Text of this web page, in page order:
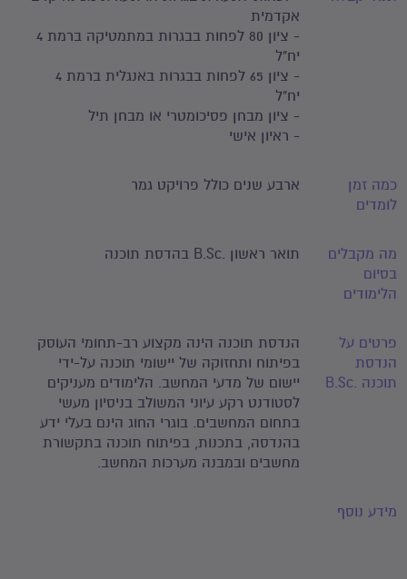
אקדמית
- ציון 80 לפחות בבגרות במתמטיקה ברמת 4
יח"ל
- ציון 65 לפחות בבגרות באנגלית ברמת 4
יח"ל
- ציון מבחן פסיכומטרי או מבחן תיל
- ראיון אישי
כמה זמן
לומדים
ארבע שנים כולל פרויקט גמר
מה מקבלים
בסיום
הלימודים
תואר ראשון .B.Sc בהדסת תוכנה
פרטים על
הנדסת
תוכנה .B.Sc
הנדסת תוכנה הינה מקצוע רב-תחומי העוסק
בפיתוח ותחזוקה של יישומי תוכנה על-ידי
יישום של מדעי המחשב. הלימודים מעניקים
לסטודנט רקע עיוני המשולב בניסיון מעשי
בתחום המחשבים. בוגרי החוג הינם בעלי ידע
בהנדסה, בתכנות, בפיתוח תוכנה בתקשורת
מחשבים ובמבנה מערכות המחשב.
מידע נוסף